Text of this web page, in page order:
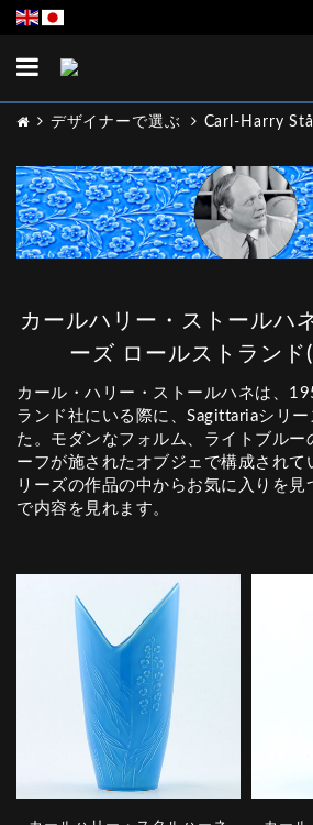
Toggle
デザイナーで選ぶ Carl-Harry
カールハリー・ストールハ
ーズ ロールストラン
カール・ハリー・ストールハネは、
ランド社にいる際に、Sagittariaシリ
た。モダンなフォルム、ライトブルー
ーフが施されたオブジェで構成されて
リーズの作品の中からお気に入りを見
で内容を見れます。